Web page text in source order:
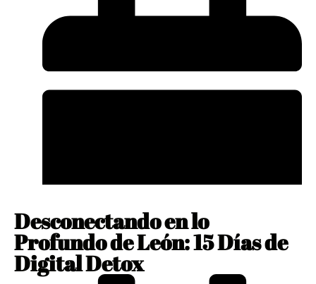
enero 10, 2024
Desconectando en lo
Profundo de León: 15 Días de
Digital Detox